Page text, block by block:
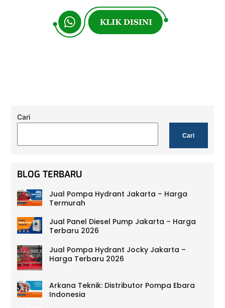
Cari
Cari
BLOG TERBARU
Jual Pompa Hydrant Jakarta – Harga
Termurah
Jual Panel Diesel Pump Jakarta – Harga
Terbaru 2026
Jual Pompa Hydrant Jocky Jakarta –
Harga Terbaru 2026
Arkana Teknik: Distributor Pompa Ebara
Indonesia